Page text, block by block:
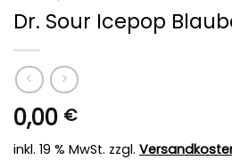
Dr. Sour Icepop
0,00 €
inkl. 19 % MwSt. zzgl.